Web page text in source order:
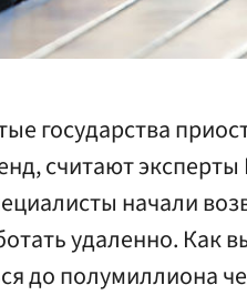
государства
считают
начали
удаленно. Как
до полумиллиона